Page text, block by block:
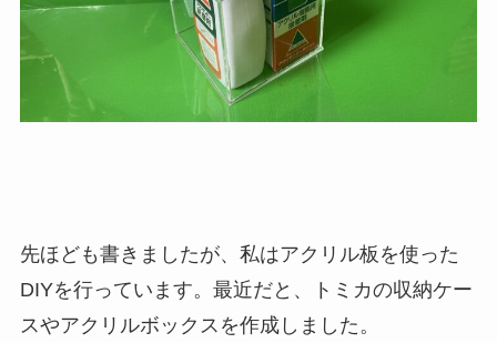
先ほども書きましたが、私はアクリル板を使った
DIYを行っています。最近だと、トミカの収納ケー
スやアクリルボックスを作成しました。